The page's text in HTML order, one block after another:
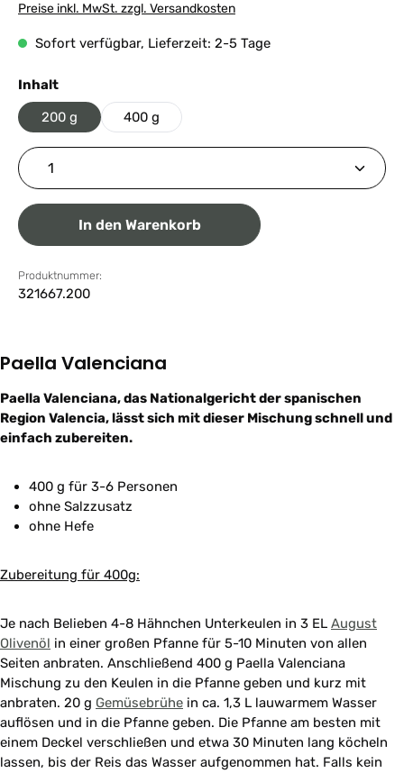
Preise inkl. MwSt. zzgl. Versandkosten
Sofort verfügbar, Lieferzeit: 2-5 Tage
Inhaltauswählen
200 g 400 g
Produkt Anzahl: Gib den gewünschten Wert ein
In den Warenkorb
Produktnummer:
321667.200
Paella Valenciana
Paella Valenciana, das Nationalgericht der spanischen
Region Valencia, lässt sich mit dieser Mischung schnell und
einfach zubereiten.
400 g für 3-6 Personen
ohne Salzzusatz
ohne Hefe
Zubereitung für 400g:
Je nach Belieben 4-8 Hähnchen Unterkeulen in 3 EL August
Olivenöl in einer großen Pfanne für 5-10 Minuten von allen
Seiten anbraten. Anschließend 400 g Paella Valenciana
Mischung zu den Keulen in die Pfanne geben und kurz mit
anbraten. 20 g Gemüsebrühe in ca. 1,3 L lauwarmem Wasser
auflösen und in die Pfanne geben. Die Pfanne am besten mit
einem Deckel verschließen und etwa 30 Minuten lang köcheln
lassen, bis der Reis das Wasser aufgenommen hat. Falls kein